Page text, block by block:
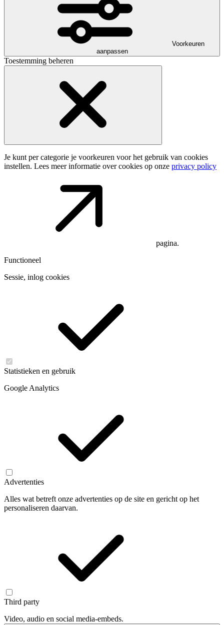
Voorkeuren
aanpassen
Toestemming beheren
Je kunt per categorie je voorkeuren voor het gebruik van cookies
instellen. Lees meer informatie over cookies op onze privacy policy
pagina.
Functioneel
Sessie, inlog cookies
Statistieken en gebruik
Google Analytics
Advertenties
Alles wat betreft onze advertenties op de site en gericht op het
personaliseren daarvan.
Third party
Video, audio en social media-embeds.